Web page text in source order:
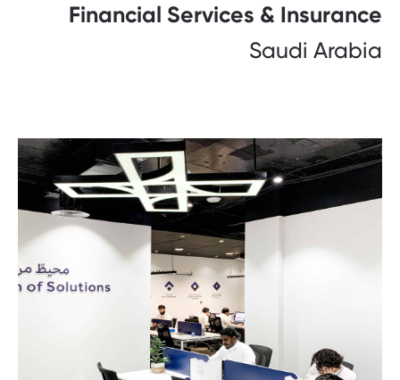
Financial Services & Insurance
Saudi Arabia